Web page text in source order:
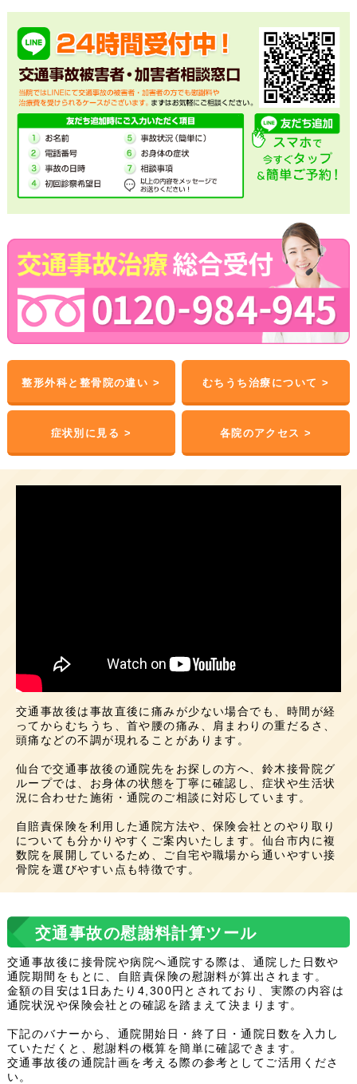
整形外科と整骨院の違い > むちうち治療について >
症状別に見る > 各院のアクセス >
交通事故後は事故直後に痛みが少ない場合でも、時間が経
ってからむちうち、首や腰の痛み、肩まわりの重だるさ、
頭痛などの不調が現れることがあります。
仙台で交通事故後の通院先をお探しの方へ、鈴木接骨院グ
ループでは、お身体の状態を丁寧に確認し、症状や生活状
況に合わせた施術・通院のご相談に対応しています。
自賠責保険を利用した通院方法や、保険会社とのやり取り
についても分かりやすくご案内いたします。仙台市内に複
数院を展開しているため、ご自宅や職場から通いやすい接
骨院を選びやすい点も特徴です。
交通事故の慰謝料計算ツール
交通事故後に接骨院や病院へ通院する際は、通院した日数や
通院期間をもとに、自賠責保険の慰謝料が算出されます。
金額の目安は1日あたり4,300円とされており、実際の内容は
通院状況や保険会社との確認を踏まえて決まります。
下記のバナーから、通院開始日・終了日・通院日数を入力し
ていただくと、慰謝料の概算を簡単に確認できます。
交通事故後の通院計画を考える際の参考としてご活用くださ
い。